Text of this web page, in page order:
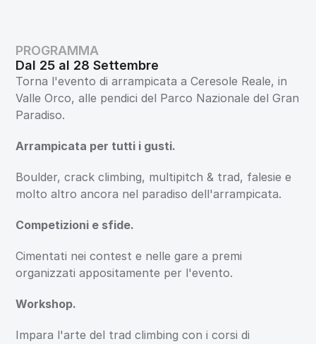
Dal 25 al 28 Settembre
Torna l'evento di arrampicata a Ceresole Reale, in
Valle Orco, alle pendici del Parco Nazionale del Gran
Paradiso.
Arrampicata per tutti i gusti.
Boulder, crack climbing, multipitch & trad, falesie e
molto altro ancora nel paradiso dell'arrampicata.
Competizioni e sfide.
Cimentati nei contest e nelle gare a premi
organizzati appositamente per l'evento.
Workshop.
Impara l'arte del trad climbing con i corsi di
PROGRAMMA